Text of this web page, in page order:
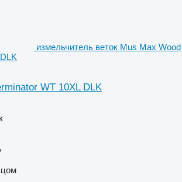
измельчитель веток Mus Max Wood
WT 10XL DLK